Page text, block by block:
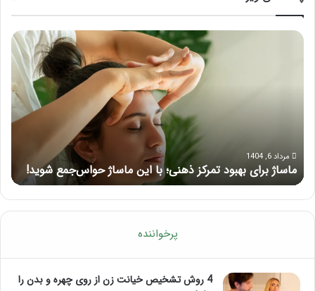
ماساژ
حواس‌جمع
شوید!
مرداد 6, 1404
ماساژ برای بهبود تمرکز ذهنی؛ با این ماساژ حواس‌جمع شوید!
لب
بعد
از
پرخواننده
4 روش تشخیص خیانت زن از روی چهره و بدن را